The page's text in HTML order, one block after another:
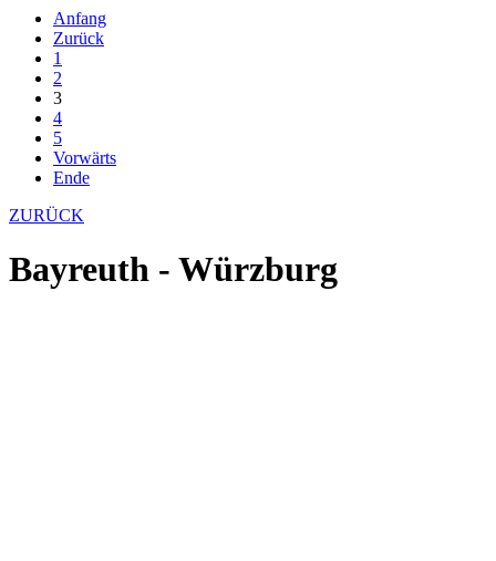
Anfang
Zurück
1
2
3
4
5
Vorwärts
Ende
ZURÜCK
Bayreuth - Würzburg